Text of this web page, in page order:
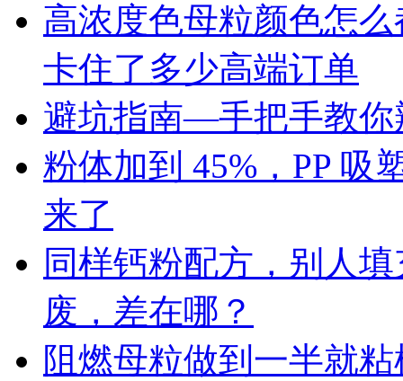
高浓度色母粒颜色怎
卡住了多少高端订单
避坑指南—手把手教你
粉体加到 45%，PP 吸
来了
同样钙粉配方，别人
废，差在哪？
阻燃母粒做到一半就